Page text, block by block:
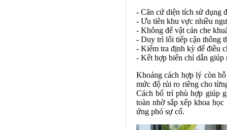
- Căn cứ diện tích sử dụng
- Ưu tiên khu vực nhiều
- Không để vật cản che
- Duy trì lối tiếp cận thông
- Kiểm tra định kỳ để điều
- Kết hợp biển chỉ dẫn giúp
Khoảng cách hợp lý còn
mức độ rủi ro riêng cho
Cách bố trí phù hợp giúp
toàn nhờ sắp xếp khoa
ứng phó sự cố.